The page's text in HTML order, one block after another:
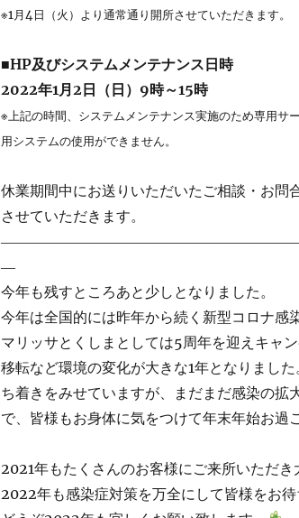
※1月4日（火）より通常通り開所させていただきます。
■HP及びシステムメンテナンス日時
2022年1月2日（日）9時～15時
※上記の時間、システムメンテナンス実施のため専用サ
用システムの使用ができません。
休業期間中にお送りいただいたご相談・お問
させていただきます。
―
今年も残すところあと少しとなりました。
今年は全国的には昨年から続く新型コロナ感
マリッサとくしまとしては5周年を迎えキャ
移転など環境の変化が大きな1年となりまし
ち着きをみせていますが、まだまだ感染の拡
で、皆様もお身体に気をつけて年末年始お過
2021年もたくさんのお客様にご来所いただき
2022年も感染症対策を万全にして皆様をお待